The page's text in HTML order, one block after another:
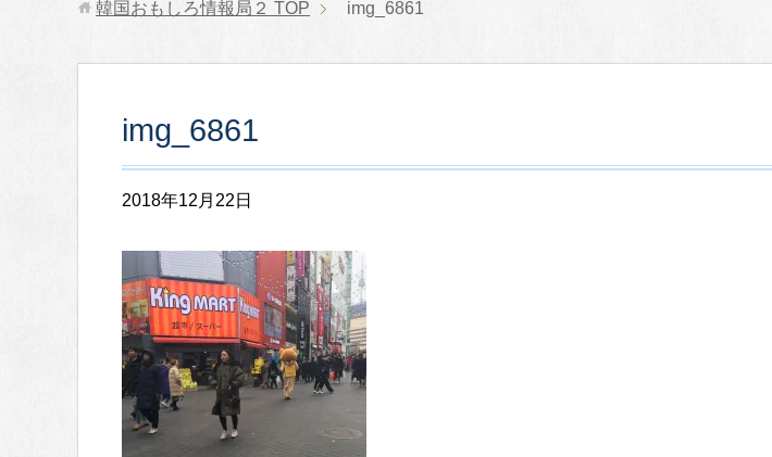
韓国おもしろ情報局２ TOP img_6861
img_6861
2018年12月22日